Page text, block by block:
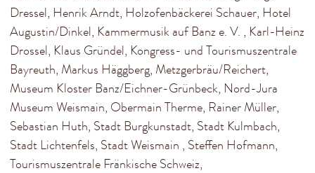
Dressel, Henrik Arndt, Holzofenbäckerei Schauer, Hotel
Augustin/Dinkel, Kammermusik auf Banz e. V. , Karl-Heinz
Drossel, Klaus Gründel, Kongress- und Tourismuszentrale
Bayreuth, Markus Häggberg, Metzgerbräu/Reichert,
Museum Kloster Banz/Eichner-Grünbeck, Nord-Jura
Museum Weismain, Obermain Therme, Rainer Müller,
Sebastian Huth, Stadt Burgkunstadt, Stadt Kulmbach,
Stadt Lichtenfels, Stadt Weismain , Steffen Hofmann,
Tourismuszentrale Fränkische Schweiz,